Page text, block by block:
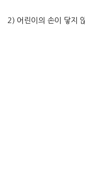
2) 어린이의 손이 닿지